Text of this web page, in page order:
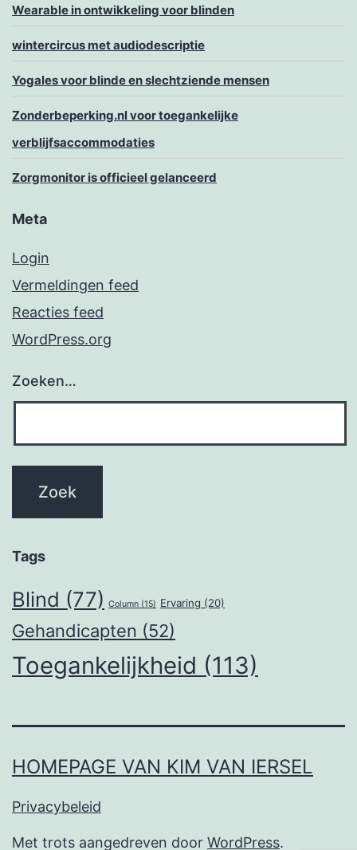
Wearable in ontwikkeling voor blinden
wintercircus met audiodescriptie
Yogales voor blinde en slechtziende mensen
Zonderbeperking.nl voor toegankelijke
verblijfsaccommodaties
Zorgmonitor is officieel gelanceerd
Meta
Login
Vermeldingen feed
Reacties feed
WordPress.org
Zoeken…
Tags
Blind (77) Column (15) Ervaring (20)
Gehandicapten (52)
Toegankelijkheid (113)
HOMEPAGE VAN KIM VAN IERSEL
Privacybeleid
Met trots aangedreven door WordPress.